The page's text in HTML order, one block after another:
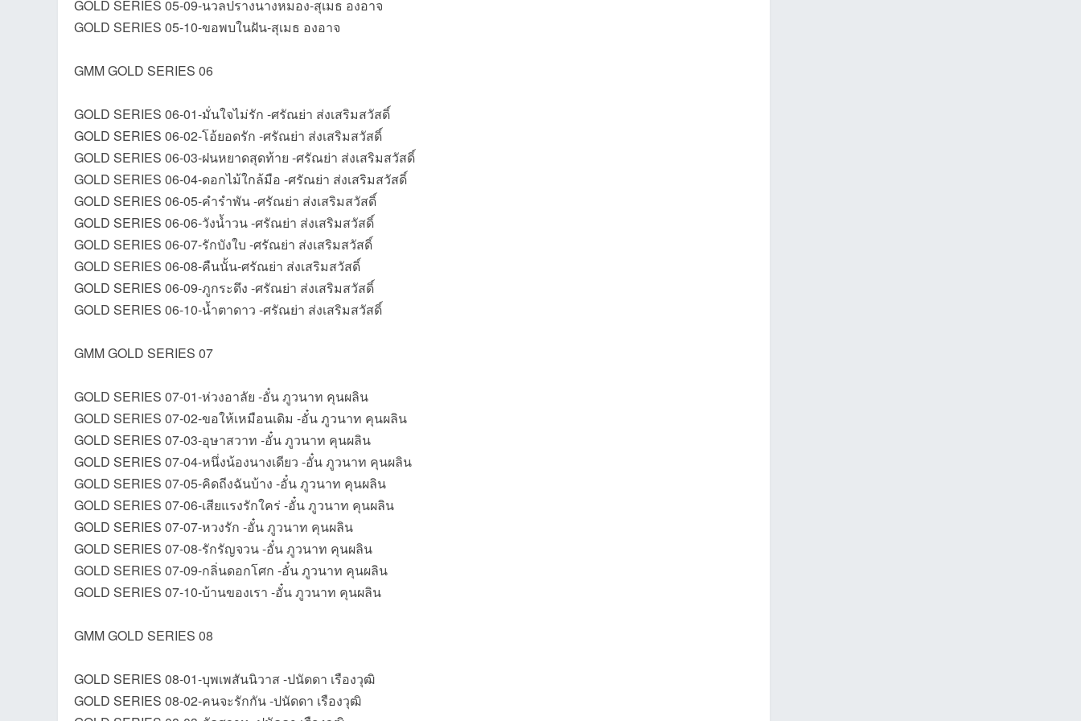
GOLD SERIES 05-09-นวลปรางนางหมอง-สุเมธ องอาจ
GOLD SERIES 05-10-ขอพบในฝัน-สุเมธ องอาจ
GMM GOLD SERIES 06
GOLD SERIES 06-01-มั่นใจไม่รัก -ศรัณย่า ส่งเสริมสวัสดิ์
GOLD SERIES 06-02-โอ้ยอดรัก -ศรัณย่า ส่งเสริมสวัสดิ์
GOLD SERIES 06-03-ฝนหยาดสุดท้าย -ศรัณย่า ส่งเสริมสวัสดิ์
GOLD SERIES 06-04-ดอกไม้ใกล้มือ -ศรัณย่า ส่งเสริมสวัสดิ์
GOLD SERIES 06-05-คำรำพัน -ศรัณย่า ส่งเสริมสวัสดิ์
GOLD SERIES 06-06-วังน้ำวน -ศรัณย่า ส่งเสริมสวัสดิ์
GOLD SERIES 06-07-รักบังใบ -ศรัณย่า ส่งเสริมสวัสดิ์
GOLD SERIES 06-08-คืนนั้น-ศรัณย่า ส่งเสริมสวัสดิ์
GOLD SERIES 06-09-ภูกระดึง -ศรัณย่า ส่งเสริมสวัสดิ์
GOLD SERIES 06-10-น้ำตาดาว -ศรัณย่า ส่งเสริมสวัสดิ์
GMM GOLD SERIES 07
GOLD SERIES 07-01-ห่วงอาลัย -อั๋น ภูวนาท คุนผลิน
GOLD SERIES 07-02-ขอให้เหมือนเดิม -อั๋น ภูวนาท คุนผลิน
GOLD SERIES 07-03-อุษาสวาท -อั๋น ภูวนาท คุนผลิน
GOLD SERIES 07-04-หนึ่งน้องนางเดียว -อั๋น ภูวนาท คุนผลิน
GOLD SERIES 07-05-คิดถีงฉันบ้าง -อั๋น ภูวนาท คุนผลิน
GOLD SERIES 07-06-เสียแรงรักใคร่ -อั๋น ภูวนาท คุนผลิน
GOLD SERIES 07-07-หวงรัก -อั๋น ภูวนาท คุนผลิน
GOLD SERIES 07-08-รักรัญจวน -อั๋น ภูวนาท คุนผลิน
GOLD SERIES 07-09-กลิ่นดอกโศก -อั๋น ภูวนาท คุนผลิน
GOLD SERIES 07-10-บ้านของเรา -อั๋น ภูวนาท คุนผลิน
GMM GOLD SERIES 08
GOLD SERIES 08-01-บุพเพสันนิวาส -ปนัดดา เรืองวุฒิ
GOLD SERIES 08-02-คนจะรักกัน -ปนัดดา เรืองวุฒิ